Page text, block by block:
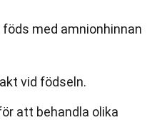
med amnionhinnan
vid födseln.
att behandla olika